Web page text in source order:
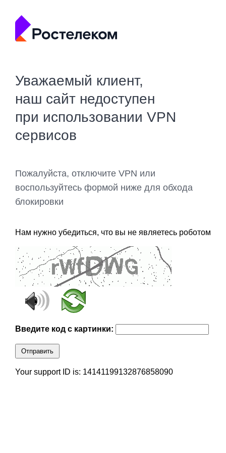
Уважаемый клиент,
наш сайт недоступен
при использовании VPN
сервисов
Пожалуйста, отключите VPN или
воспользуйтесь формой ниже для обхода
блокировки
Нам нужно убедиться, что вы не являетесь роботом
Введите код с картинки:
Отправить
Your support ID is: 14141199132876858090